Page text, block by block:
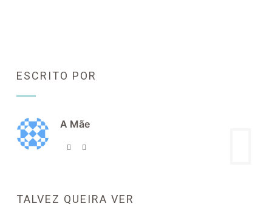
ESCRITO POR
A Mãe
TALVEZ QUEIRA VER